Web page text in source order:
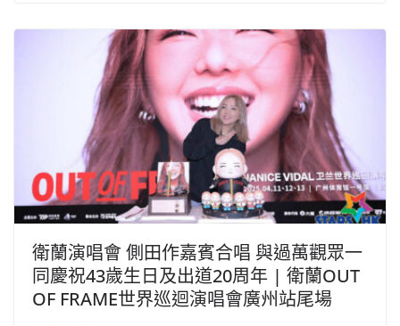
衛蘭演唱會 側田作嘉賓合唱 與過萬觀眾一
同慶祝43歲生日及出道20周年 | 衛蘭OUT
OF FRAME世界巡迴演唱會廣州站尾場